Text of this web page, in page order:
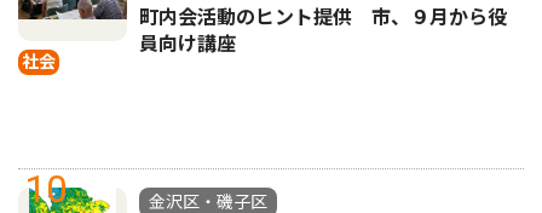
社会
町内会活動のヒント提供 市、９月から役
員向け講座
10
金沢区・磯子区